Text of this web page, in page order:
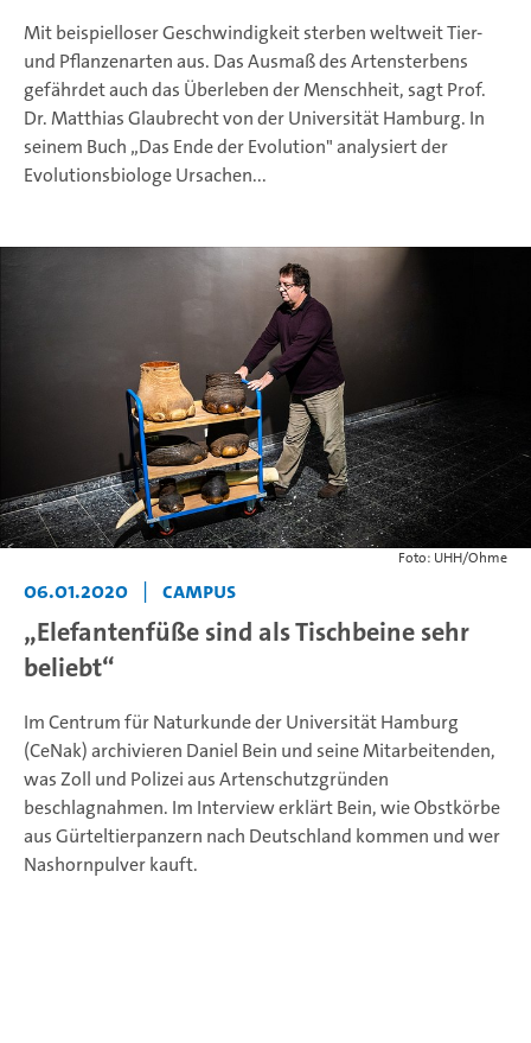
Mit beispielloser Geschwindigkeit sterben weltweit Tier-
und Pflanzenarten aus. Das Ausmaß des Artensterbens
gefährdet auch das Überleben der Menschheit, sagt Prof.
Dr. Matthias Glaubrecht von der Universität Hamburg. In
seinem Buch „Das Ende der Evolution" analysiert der
Evolutionsbiologe Ursachen...
Foto: UHH/Ohme
06.01.2020 | Campus
„Elefantenfüße sind als Tischbeine sehr
beliebt“
Im Centrum für Naturkunde der Universität Hamburg
(CeNak) archivieren Daniel Bein und seine Mitarbeitenden,
was Zoll und Polizei aus Artenschutzgründen
beschlagnahmen. Im Interview erklärt Bein, wie Obstkörbe
aus Gürteltierpanzern nach Deutschland kommen und wer
Nashornpulver kauft.